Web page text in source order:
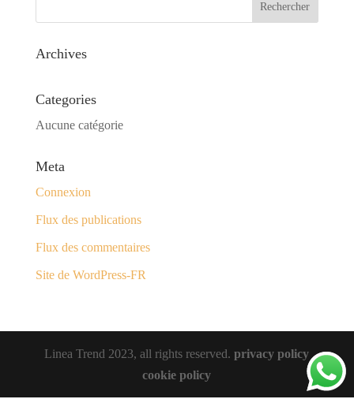
Archives
Categories
Aucune catégorie
Meta
Connexion
Flux des publications
Flux des commentaires
Site de WordPress-FR
Linea Trend 2023, all rights reserved.privacy policy
cookie policy